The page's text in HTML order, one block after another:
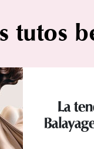
tutos
La